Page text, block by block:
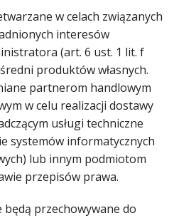
w celach związanych
interesów
(art. 6 ust. 1 lit. f
produktów własnych.
partnerom handlowym
w celu realizacji dostawy
usługi techniczne
systemów informatycznych
lub innym podmiotom
przepisów prawa.
przechowywane do